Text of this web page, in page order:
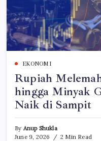
EKONOMI
Rupiah
hingga Minyak
Naik di Sampit
By Anup Shukla
June 9, 2026
2 Min Read